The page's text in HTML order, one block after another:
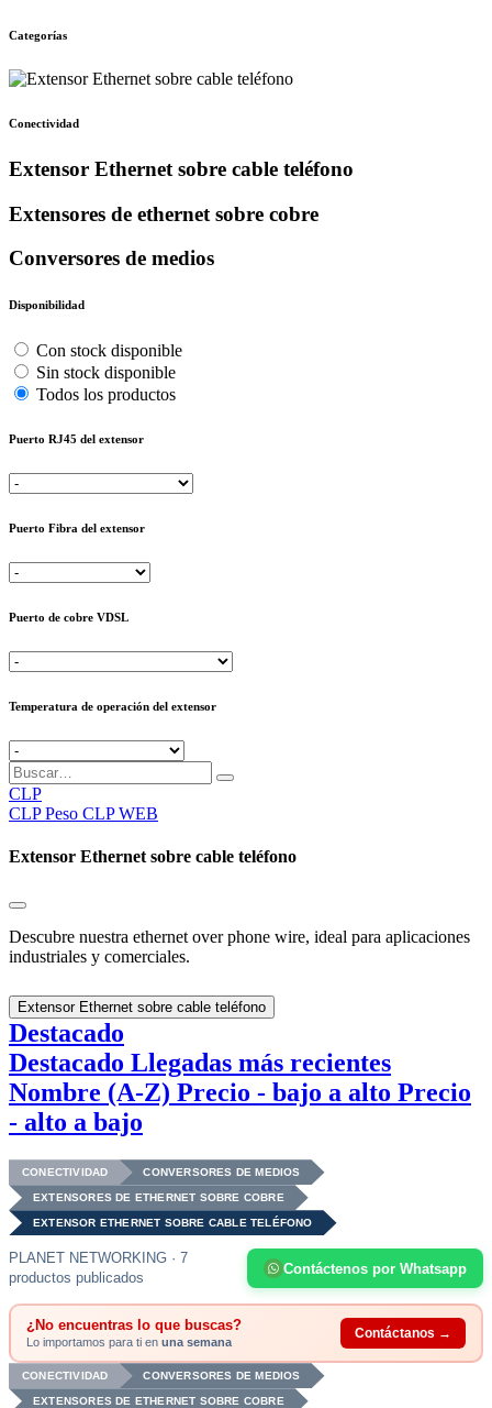
Categorías
Conectividad
Extensor Ethernet sobre cable teléfono
Extensores de ethernet sobre cobre
Conversores de medios
Disponibilidad
Con stock disponible
Sin stock disponible
Todos los productos
Puerto RJ45 del extensor
Puerto Fibra del extensor
Puerto de cobre VDSL
Temperatura de operación del extensor
CLP
CLP Peso CLP WEB
Extensor Ethernet sobre cable teléfono
Descubre nuestra ethernet over phone wire, ideal para aplicaciones
industriales y comerciales.
Extensor Ethernet sobre cable teléfono
Destacado
Destacado Llegadas más recientes
Nombre (A-Z) Precio - bajo a alto Precio
- alto a bajo
CONECTIVIDAD CONVERSORES DE MEDIOS
EXTENSORES DE ETHERNET SOBRE COBRE
EXTENSOR ETHERNET SOBRE CABLE TELÉFONO
PLANET NETWORKING · 7
productos publicados
Contáctenos por Whatsapp
¿No encuentras lo que buscas?
Lo importamos para ti en una semana
Contáctanos →
CONECTIVIDAD CONVERSORES DE MEDIOS
EXTENSORES DE ETHERNET SOBRE COBRE